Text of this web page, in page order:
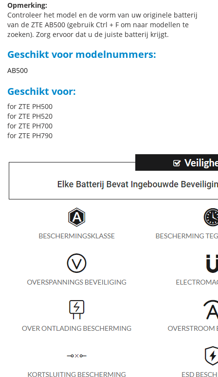
Opmerking:
Controleer het model en de vorm van uw originele batterij
van de ZTE AB500 (gebruik Ctrl + F om naar modellen te
zoeken). Zorg ervoor dat u de juiste batterij krijgt.
Geschikt voor modelnummers:
AB500
Geschikt voor:
for ZTE PH500
for ZTE PH520
for ZTE PH700
for ZTE PH790